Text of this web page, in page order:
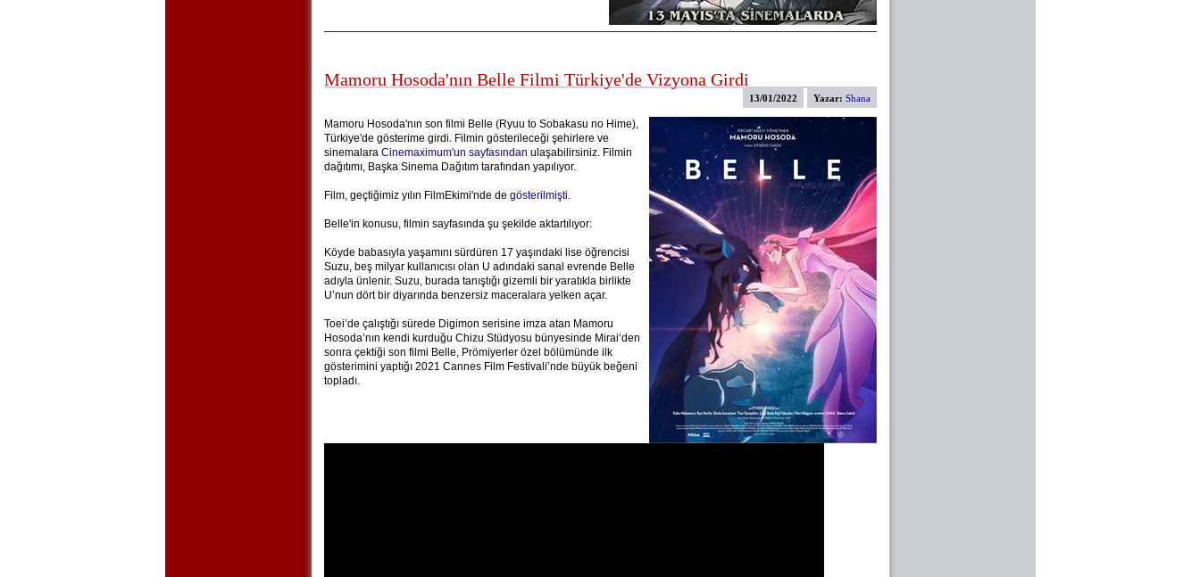
Mamoru Hosoda'nın Belle Filmi Türkiye'de Vizyona Girdi
Yazar: Shana
13/01/2022
Mamoru Hosoda'nın son filmi Belle (Ryuu to Sobakasu no Hime),
Türkiye'de gösterime girdi. Filmin gösterileceği şehirlere ve
sinemalara Cinemaximum'un sayfasından ulaşabilirsiniz. Filmin
dağıtımı, Başka Sinema Dağıtım tarafından yapılıyor.
Film, geçtiğimiz yılın FilmEkimi'nde de gösterilmişti.
Belle'in konusu, filmin sayfasında şu şekilde aktartılıyor:
Köyde babasıyla yaşamını sürdüren 17 yaşındaki lise öğrencisi
Suzu, beş milyar kullanıcısı olan U adındaki sanal evrende Belle
adıyla ünlenir. Suzu, burada tanıştığı gizemli bir yaratıkla birlikte
U’nun dört bir diyarında benzersiz maceralara yelken açar.
Toei’de çalıştığı sürede Digimon serisine imza atan Mamoru
Hosoda’nın kendi kurduğu Chizu Stüdyosu bünyesinde Mirai‘den
sonra çektiği son filmi Belle, Prömiyerler özel bölümünde ilk
gösterimini yaptığı 2021 Cannes Film Festivali’nde büyük beğeni
topladı.